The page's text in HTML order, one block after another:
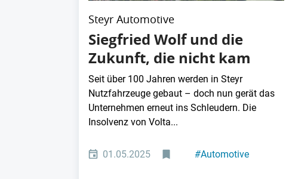
Steyr Automotive
Siegfried Wolf und die
Zukunft, die nicht kam
Seit über 100 Jahren werden in Steyr
Nutzfahrzeuge gebaut – doch nun gerät das
Unternehmen erneut ins Schleudern. Die
Insolvenz von Volta...
01.05.2025 #Automotive